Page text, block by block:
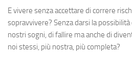
E vivere senza accettare di correre
sopravvivere? Senza darsi la
nostri sogni, di fallire ma anche di
noi stessi, più nostra, più completa?